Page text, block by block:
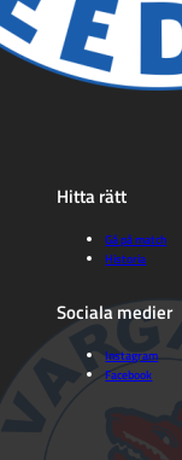
Hitta rätt
Gå på match
Historia
Sociala medier
Instagram
Facebook